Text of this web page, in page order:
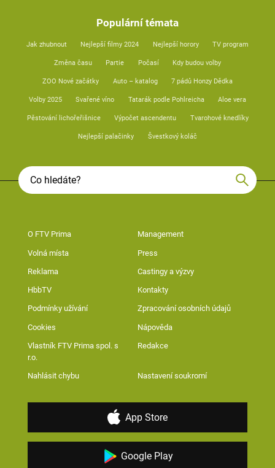
Populární témata
Jak zhubnout Nejlepší filmy 2024 Nejlepší horory TV program
Změna času Partie Počasí Kdy budou volby
ZOO Nové začátky Auto – katalog 7 pádů Honzy Dědka
Volby 2025 Svařené víno Tatarák podle Pohlreicha Aloe vera
Pěstování lichořeřišnice Výpočet ascendentu Tvarohové knedlíky
Nejlepší palačinky Švestkový koláč
O FTV Prima Management
Volná místa Press
Reklama Castingy a výzvy
HbbTV Kontakty
Podmínky užívání Zpracování osobních údajů
Cookies Nápověda
Vlastník FTV Prima spol. s
r.o.
Redakce
Nahlásit chybu Nastavení soukromí
App Store
Google Play